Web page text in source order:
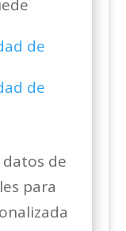
de
de
de
para